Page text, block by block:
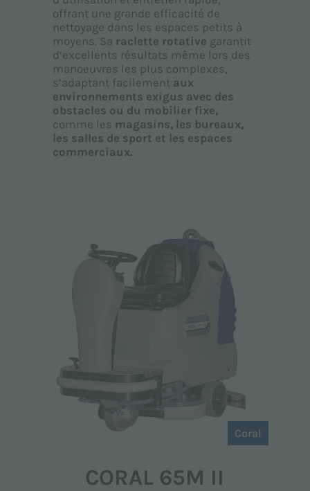
offrant une grande efficacité de
nettoyage dans les espaces petits à
moyens. Sa raclette rotative garantit
d’excellents résultats même lors des
manoeuvres les plus complexes,
s’adaptant facilement aux
environnements exigus avec des
obstacles ou du mobilier fixe,
comme les magasins, les bureaux,
les salles de sport et les espaces
commerciaux.
Coral
CORAL 65M II